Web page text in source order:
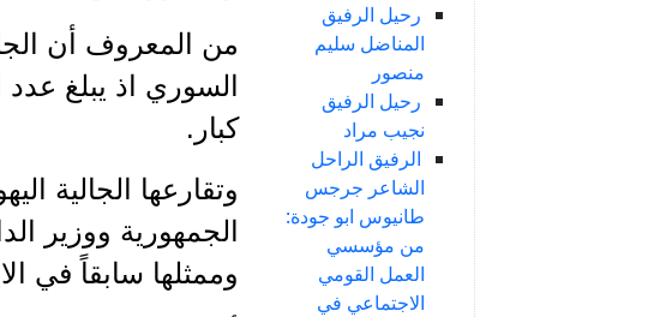
رحيل الرفيق
المناضل سليم
منصور
رحيل الرفيق
نجيب مراد
الرفيق الراحل
الشاعر جرجس
طانيوس ابو جودة:
من مؤسسي
العمل القومي
الاجتماعي في
من المعروف أن
كبار.
وتقارعها الجالية
الجمهورية ووزير
وممثلها سابقاً في